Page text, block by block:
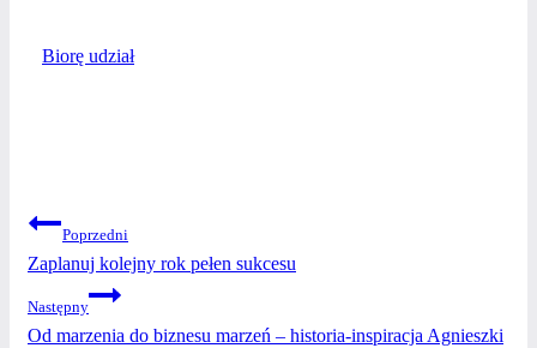
Biorę udział
NAWIGACJA
WPISU
Poprzedni
Zaplanuj kolejny rok pełen sukcesu
Następny
Od marzenia do biznesu marzeń – historia-inspiracja Agnieszki